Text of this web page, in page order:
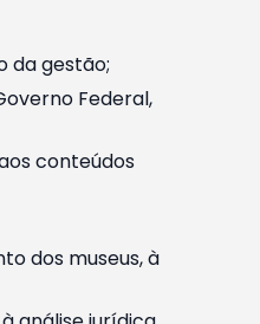
da gestão;
Federal,
conteúdos
dos museus, à